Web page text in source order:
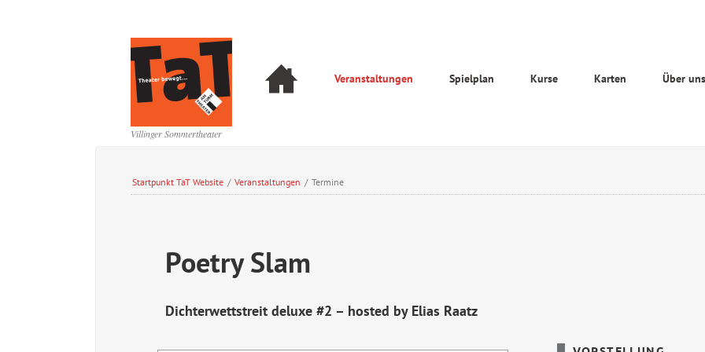
Villinger Sommertheater
Navigation
überspringen
Veranstaltungen Spielplan Kurse Karten Über uns
Startpunkt TaT Website / Veranstaltungen / Termine
Poetry Slam
Dichterwettstreit deluxe #2 – hosted by Elias Raatz